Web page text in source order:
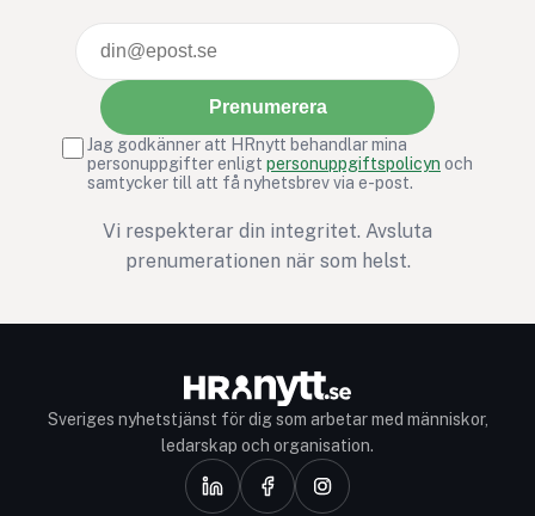
snabbt bortglömd.
Prenumerera
Jag godkänner att HRnytt behandlar mina
personuppgifter enligt personuppgiftspolicyn och
samtycker till att få nyhetsbrev via e-post.
Vi respekterar din integritet. Avsluta
prenumerationen när som helst.
Sveriges nyhetstjänst för dig som arbetar med människor,
ledarskap och organisation.